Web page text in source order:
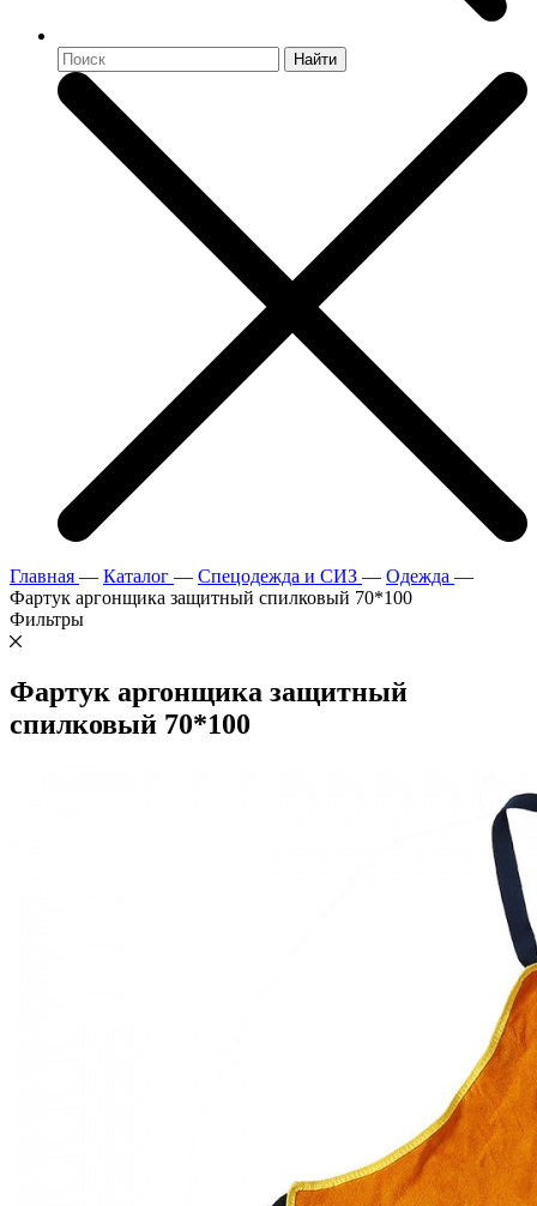
Найти
Главная — Каталог — Спецодежда и СИЗ — Одежда —
Фартук аргонщика защитный спилковый 70*100
Фильтры
Фартук аргонщика защитный
спилковый 70*100